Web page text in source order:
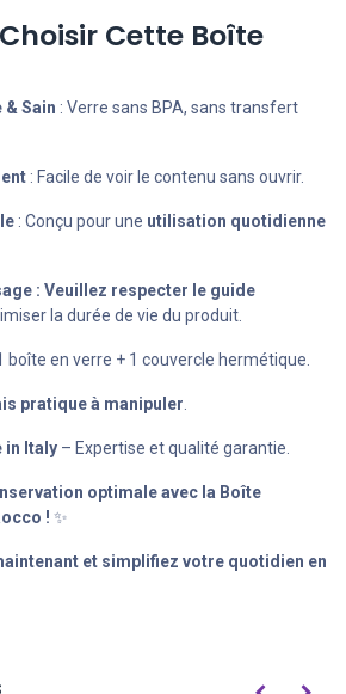
Cette Boîte
& Sain : Verre sans BPA, sans transfert
: Facile de voir le contenu sans ouvrir.
: Conçu pour une utilisation quotidienne
: Veuillez respecter le guide
la durée de vie du produit.
boîte en verre + 1 couvercle hermétique.
pratique à manipuler
in Italy – Expertise et qualité garantie.
optimale avec la Boîte
! ✨
et simplifiez votre quotidien en